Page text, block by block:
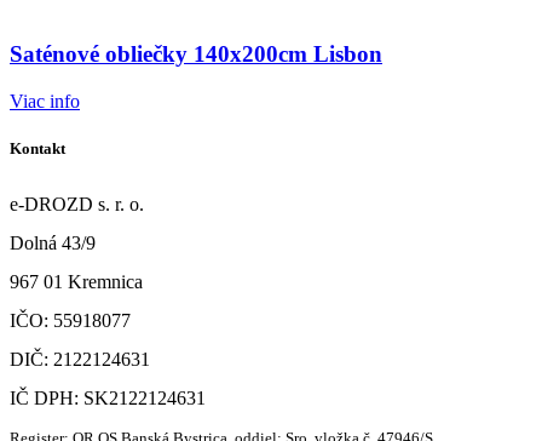
Saténové obliečky 140x200cm Lisbon
Viac info
Kontakt
e-DROZD s. r. o.
Dolná 43/9
967 01 Kremnica
IČO: 55918077
DIČ: 2122124631
IČ DPH: SK2122124631